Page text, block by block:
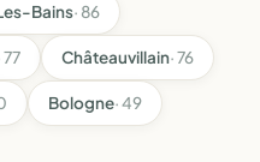
Bains· 86
77 Châteauvillain· 76
Bologne· 49